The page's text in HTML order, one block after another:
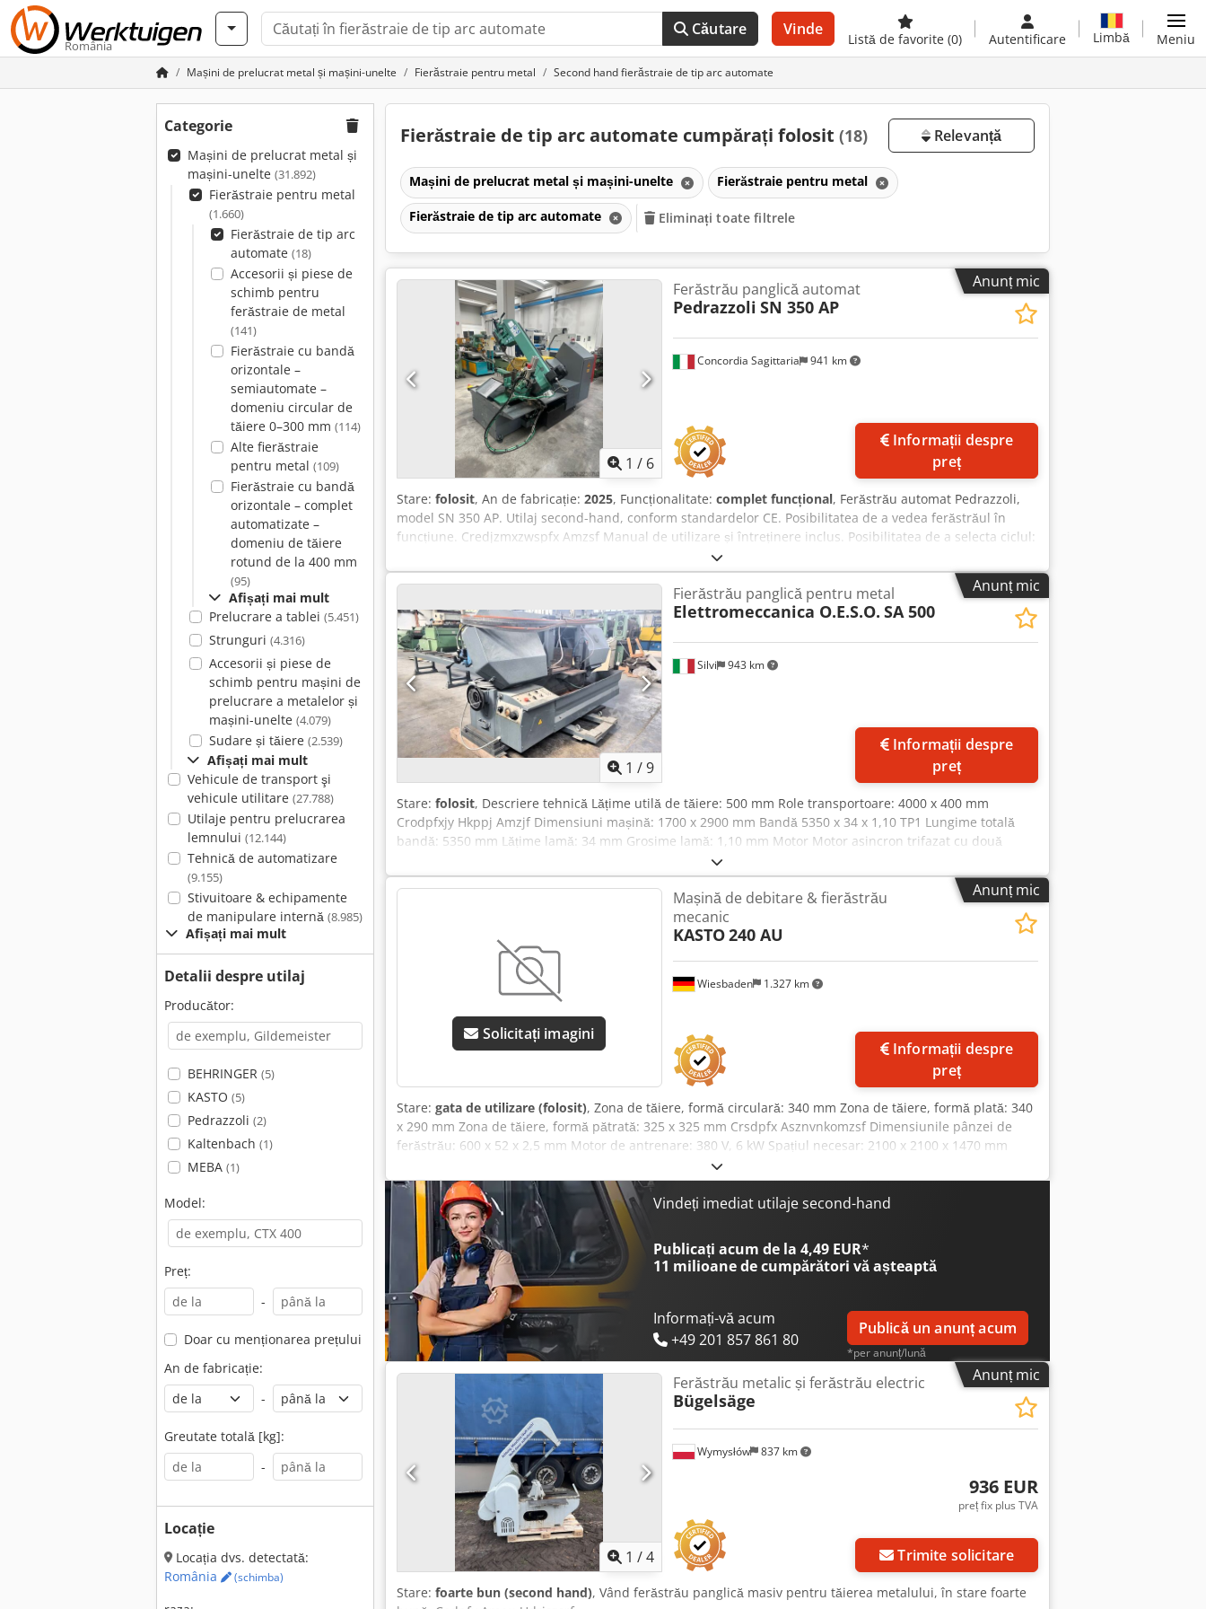
România
Căutare Vinde
Listă de favorite (0) Autentificare Limbă Meniu
Mașini de prelucrat metal și mașini-unelte Fierăstraie pentru metal Second hand fierăstraie de tip arc automate
Categorie
Mașini de prelucrat metal și
mașini-unelte (31.892)
Fierăstraie pentru metal
(1.660)
Fierăstraie de tip arc
automate (18)
Accesorii și piese de
schimb pentru
ferăstraie de metal
(141)
Fierăstraie cu bandă
orizontale –
semiautomate –
domeniu circular de
tăiere 0–300 mm (114)
Alte fierăstraie
pentru metal (109)
Fierăstraie cu bandă
orizontale – complet
automatizate –
domeniu de tăiere
rotund de la 400 mm
(95)
Afișați mai mult
Prelucrare a tablei (5.451)
Strunguri (4.316)
Accesorii și piese de
schimb pentru mașini de
prelucrare a metalelor și
mașini-unelte (4.079)
Sudare și tăiere (2.539)
Afișați mai mult
Vehicule de transport şi
vehicule utilitare (27.788)
Utilaje pentru prelucrarea
lemnului (12.144)
Tehnică de automatizare
(9.155)
Stivuitoare & echipamente
de manipulare internă (8.985)
Afișați mai mult
Detalii despre utilaj
Producător:
BEHRINGER (5)
KASTO (5)
Pedrazzoli (2)
Kaltenbach (1)
MEBA (1)
Model:
Preț:
-
Doar cu menționarea prețului
An de fabricație:
-
Greutate totală [kg]:
-
Locație
Locația dvs. detectată:
România
(schimba)
Fierăstraie de tip arc automate cumpărați folosit (18) Relevanță
Mașini de prelucrat metal și mașini-unelte Fierăstraie pentru metal
Fierăstraie de tip arc automate Eliminați toate filtrele
Anunț mic
1 / 6
Concordia Sagittaria 941 km
Ferăstrău panglică automat
Pedrazzoli SN 350 AP
Informații despre
preț
Stare: folosit, An de fabricație: 2025, Funcționalitate: complet funcțional, Ferăstrău automat Pedrazzoli,
model SN 350 AP. Utilaj second-hand, conform standardelor CE. Posibilitatea de a vedea ferăstrăul în
funcțiune. Credjzmxzwspfx Amzsf Manual de utilizare și întreținere inclus. Posibilitatea de a selecta ciclul:
manual, semiautomat sau automat. Unghi de tăiere: 0° - 45° - 60° Deschiderea menghinei: 350 mm
Diametrul maxim de tăiere la 0°: 280 mm Diametrul maxim de tăiere la 45° (stânga): 200 mm Diametrul
maxim de tăiere la 45° (dreapta): 250 mm Diametrul maxim de tăiere la 60° (dreapta): 140 mm Greutate:
1050 kg
Anunț mic
1 /9
Silvi 943 km
Fierăstrău panglică pentru metal
Elettromeccanica O.E.S.O. SA 500
Informații despre
preț
Stare: folosit, Descriere tehnică Lățime utilă de tăiere: 500 mm Role transportoare: 4000 x 400 mm
Crodpfxjy Hkppj Amzjf Dimensiuni mașină: 1700 x 2900 mm Bandă 5350 x 34 x 1,10 TP1 Lungime totală
bandă: 5350 mm Lățime lamă: 34 mm Grosime lamă: 1,10 mm Motor Motor asincron trifazat cu două
viteze Putere: 3,5 HP (aprox. 2,6 kW) Tensiune: 380 V – 50 Hz Viteză: 1440 / 720 rotații/minut
Anunț mic
Solicitați imagini
Wiesbaden 1.327 km
Mașină de debitare & fierăstrău
mecanic
KASTO240 AU
Informații despre
preț
Stare: gata de utilizare (folosit), Zona de tăiere, formă circulară: 340 mm Zona de tăiere, formă plată: 340
x 290 mm Zona de tăiere, formă pătrată: 325 x 325 mm Crsdpfx Asznvnkomzsf Dimensiunile pânzei de
ferăstrău: 600 x 52 x 2,5 mm Motor de antrenare: 380 V, 6 kW Spațiul necesar: 2100 x 2100 x 1470 mm
Vindeți imediat utilaje second-hand
Publicați acum de la 4,49 EUR*
11 milioane de cumpărători vă așteaptă
Informați-vă acum
+49 201 857 861 80
Publică un anunț acum
*per anunț/lună
Anunț mic
1 /4
Wymysłów 837 km
Ferăstrău metalic și ferăstrău electric
Bügelsäge
936 EUR
preț fix plus TVA
Trimite solicitare
Stare: foarte bun (second hand), Vând ferăstrău panglică masiv pentru tăierea metalului, în stare foarte